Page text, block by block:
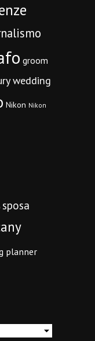
groom
wedding
Nikon Nikon
sposa
planner